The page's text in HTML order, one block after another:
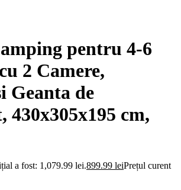
pentru 4-6
2 Camere,
Geanta de
430x305x195 cm,
a fost: 1,079.99 lei.899.99 leiPrețul curent